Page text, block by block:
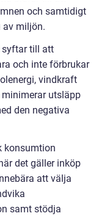
och samtidigt
av miljön.
syftar till att
och inte förbrukar
vindkraft
utsläpp
den negativa
konsumtion
det gäller inköp
att välja
samt stödja